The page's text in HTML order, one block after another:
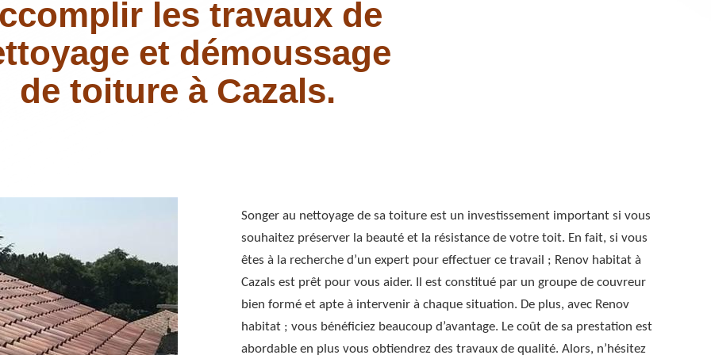
les travaux de
et démoussage
de toiture à Cazals.
Songer au nettoyage de sa toiture est un investissement important si vous
souhaitez préserver la beauté et la résistance de votre toit. En fait, si vous
êtes à la recherche d’un expert pour effectuer ce travail ; Renov habitat à
Cazals est prêt pour vous aider. Il est constitué par un groupe de couvreur
bien formé et apte à intervenir à chaque situation. De plus, avec Renov
habitat ; vous bénéficiez beaucoup d’avantage. Le coût de sa prestation est
abordable en plus vous obtiendrez des travaux de qualité. Alors, n’hésitez